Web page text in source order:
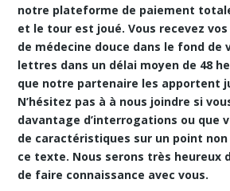
notre plateforme de paiement
et le tour est joué. Vous recevez
de médecine douce dans le fond de
lettres dans un délai moyen de 48
que notre partenaire les apportent
N’hésitez pas à à nous joindre si
davantage d’interrogations ou que
de caractéristiques sur un point
ce texte. Nous serons très heureux
de faire connaissance avec vous.